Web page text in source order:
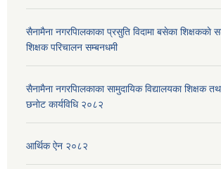
सैनामैना नगरपािलकाका प्रसुति विदामा बसेका
शिक्षक परिचालन सम्बनधमी
सैनामैना नगरपािलकाका सामुदायिक विद्यालयका शिक्षक
छनाेट कार्यविधि २०८२
आर्थिक ऐन २०८२